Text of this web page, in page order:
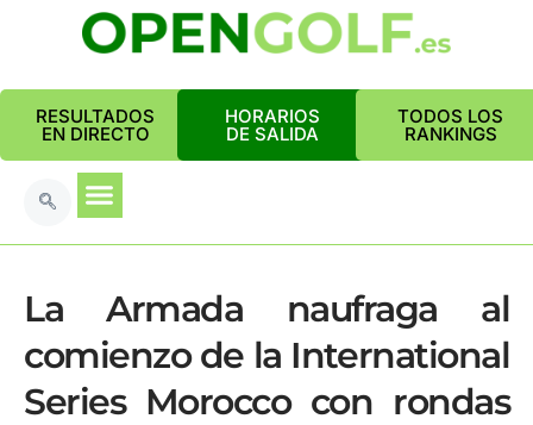
RESULTADOS
EN DIRECTO
HORARIOS
DE SALIDA
TODOS LOS
RANKINGS
La Armada naufraga al
comienzo de la International
Series Morocco con rondas